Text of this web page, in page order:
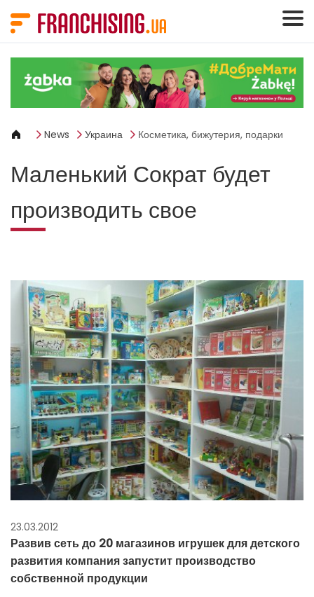
News Украина Косметика, бижутерия, подарки
Маленький Сократ будет
производить свое
23.03.2012
Развив сеть до 20 магазинов игрушек для детского
развития компания запустит производство
собственной продукции